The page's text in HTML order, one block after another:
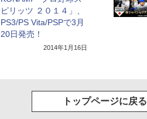
ピリッツ ２０１４」、
PS3/PS Vita/PSPで3月
20日発売！
2014年1月16日
トップページに戻る